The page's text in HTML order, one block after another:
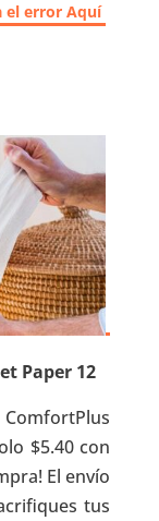
el error Aquí
Paper 12
$5.40 con
El envío
tus